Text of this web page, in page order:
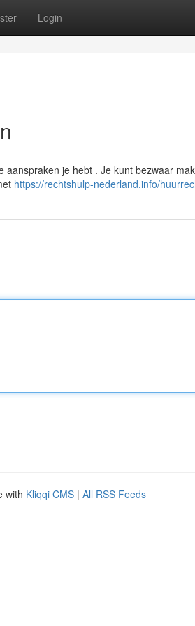
Login
je hebt . Je kunt bezwaar
https://rechtshulp-nederland.info/
with Kliqqi CMS | All RSS Feeds